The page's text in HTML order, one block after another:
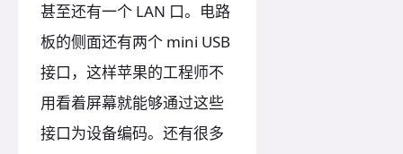
甚至还有一个 LAN 口。电路
板的侧面还有两个 mini USB
接口，这样苹果的工程师不
用看着屏幕就能够通过这些
接口为设备编码。还有很多